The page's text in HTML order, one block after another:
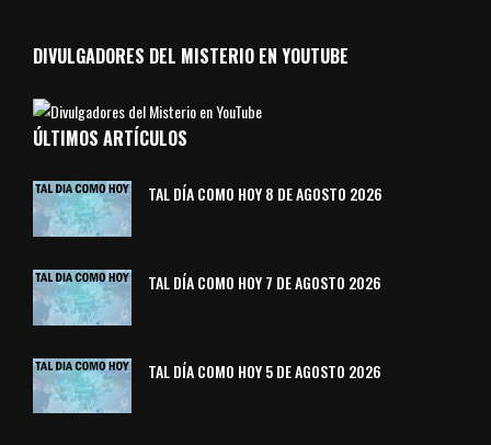
DIVULGADORES DEL MISTERIO EN YOUTUBE
ÚLTIMOS ARTÍCULOS
TAL DÍA COMO HOY 8 DE AGOSTO 2026
TAL DÍA COMO HOY 7 DE AGOSTO 2026
TAL DÍA COMO HOY 5 DE AGOSTO 2026